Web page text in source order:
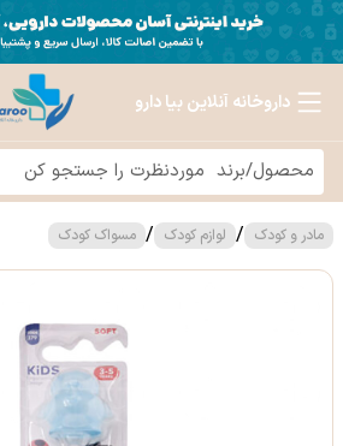
داروخانه آنلاین بیا دارو
مادر و کودک / لوازم کودک / مسواک کودک